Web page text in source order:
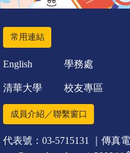
常用連結
English 學務處
清華大學 校友專區
成員介紹／聯繫窗口
代表號：03-5715131 ｜傳真